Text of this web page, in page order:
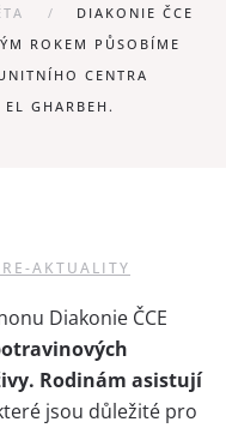
DIAKONIE ČCE
ROKEM PŮSOBÍME
CENTRA
GHARBEH.
AKTUALITY
Diakonie ČCE
Rodinám asistují
jsou důležité pro